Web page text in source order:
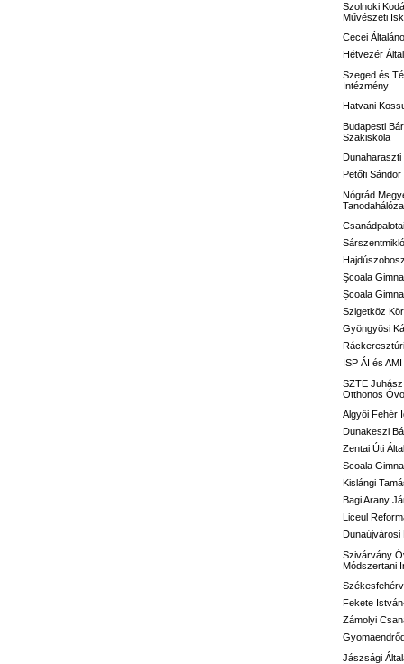
Szolnoki
Művészeti
Cecei
Hétvezér
Szeged és
Intézmény
Hatvani
Budapesti
Szakiskola
Dunaharaszti
Petőfi
Nógrád
Şcoala
Școala
Szigetköz
Gyöngyösi
ISP ÁI és
SZTE
Otthonos
Algyői Fehér
Dunakeszi
Zentai Úti
Scoala
Kislángi
Bagi Arany
Liceul
Dunaújvárosi
Szivárvány
Módszertani
Fekete
Zámolyi
Jászsági